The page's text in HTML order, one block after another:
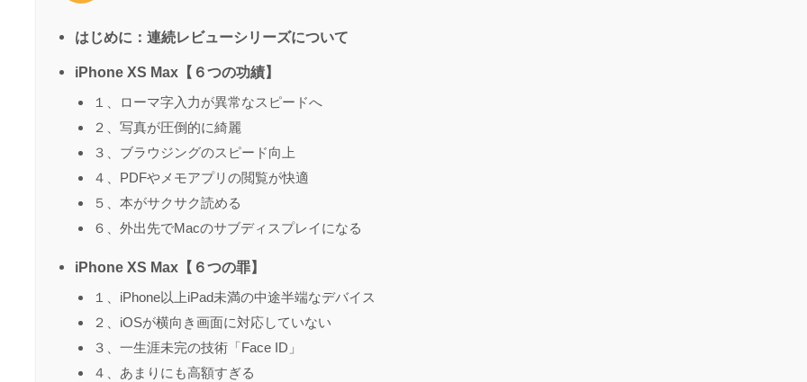
はじめに：連続レビューシリーズについて
iPhone XS Max【６つの功績】
１、ローマ字入力が異常なスピードへ
２、写真が圧倒的に綺麗
３、ブラウジングのスピード向上
４、PDFやメモアプリの閲覧が快適
５、本がサクサク読める
６、外出先でMacのサブディスプレイになる
iPhone XS Max【６つの罪】
１、iPhone以上iPad未満の中途半端なデバイス
２、iOSが横向き画面に対応していない
３、一生涯未完の技術「Face ID」
４、あまりにも高額すぎる